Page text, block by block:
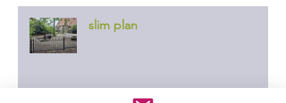
slim plan